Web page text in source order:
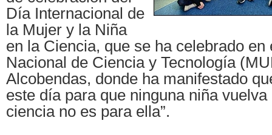
Día Internacional de
la Mujer y la Niña
en la Ciencia, que se ha celebrado en
Nacional de Ciencia y Tecnología
Alcobendas, donde ha manifestado
este día para que ninguna niña
ciencia no es para ella”.